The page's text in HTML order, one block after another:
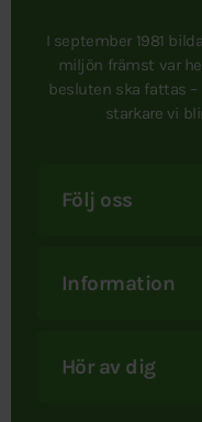
I september 1981
miljön främst var
besluten ska fattas
starkare vi
Följ oss
Information
Hör av dig